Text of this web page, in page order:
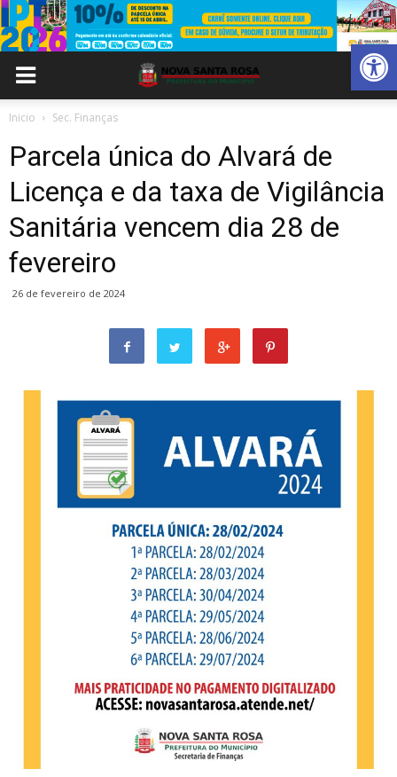
Abrir
Inicio Sec. Finanças
Parcela única do Alvará de
Licença e da taxa de Vigilância
Sanitária vencem dia 28 de
fevereiro
26 de fevereiro de 2024